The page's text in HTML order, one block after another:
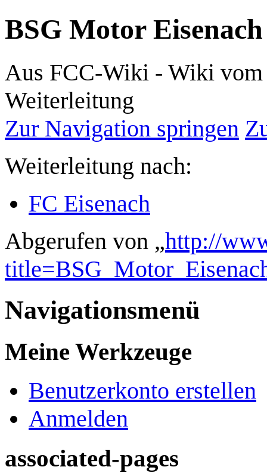
BSG Motor Eisenach
Aus FCC-Wiki - Wiki vom
Weiterleitung
Zur Navigation springen
Weiterleitung nach:
FC Eisenach
Abgerufen von „http://
Navigationsmenü
Meine Werkzeuge
Benutzerkonto erstellen
Anmelden
associated-pages